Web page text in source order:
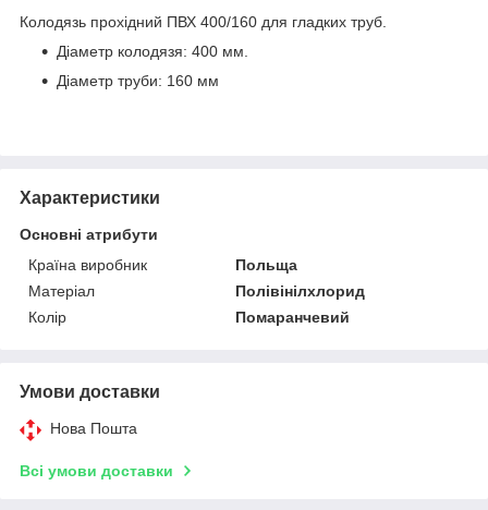
Колодязь прохідний ПВХ 400/160 для гладких труб.
Діаметр колодязя: 400 мм.
Діаметр труби: 160 мм
Характеристики
Основні атрибути
Країна виробник
Польща
Матеріал
Полівінілхлорид
Колір
Помаранчевий
Умови доставки
Нова Пошта
Всі умови доставки